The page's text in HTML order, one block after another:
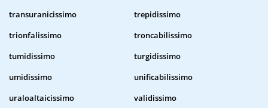
transuranicissimo
trepidissimo
trionfalissimo
troncabilissimo
tumidissimo
turgidissimo
umidissimo
unificabilissimo
uraloaltaicissimo
validissimo